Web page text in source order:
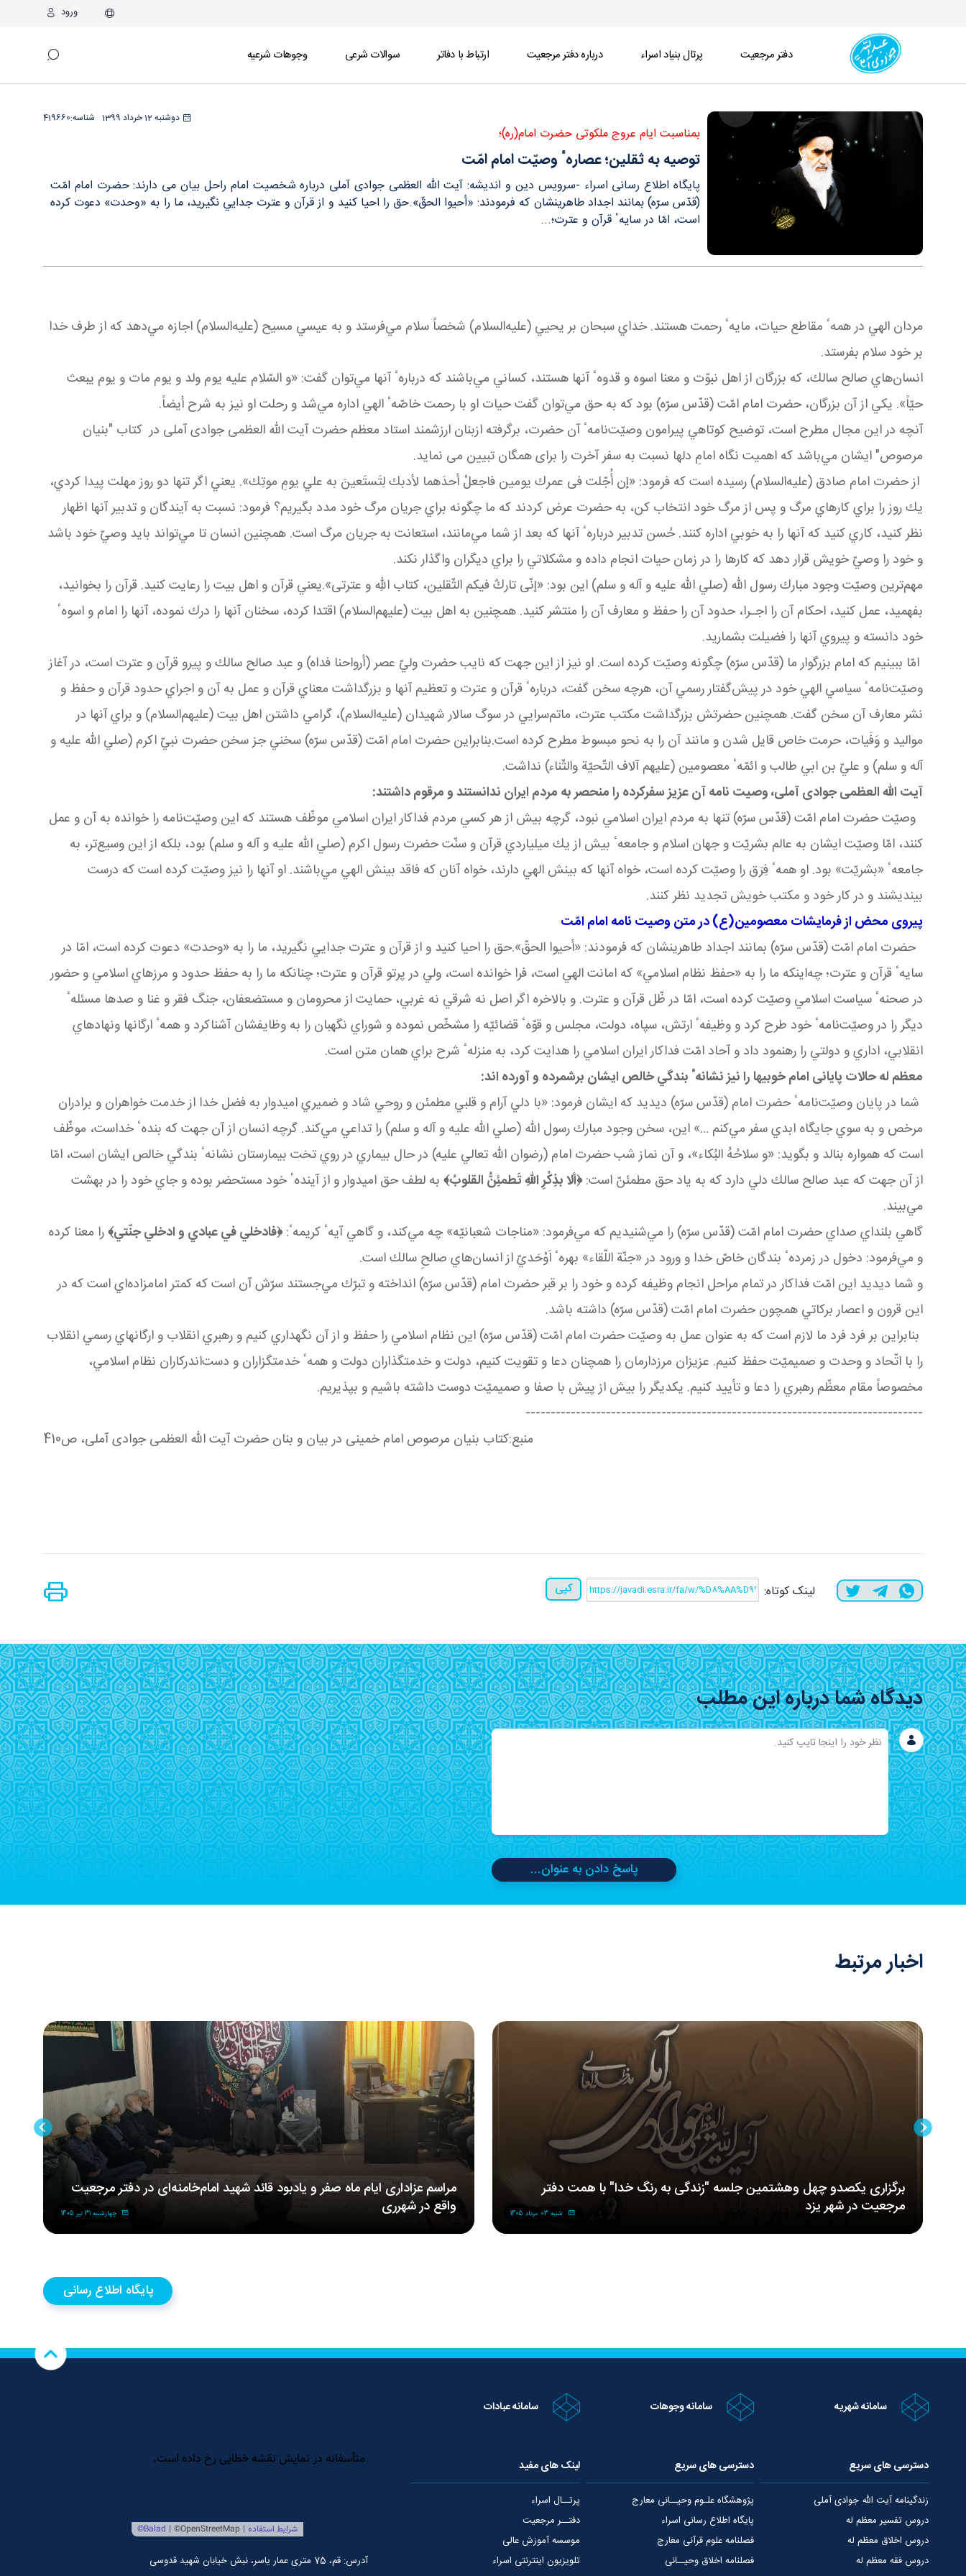
ورود
دفتر مرجعیت پرتال بنیاد اسراء درباره دفتر مرجعیت ارتباط با دفاتر سوالات شرعی وجوهات شرعیه
دوشنبه 12 خرداد 1399 419660شناسه:
بمناسبت ایام عروج ملکوتی حضرت امام(ره)؛
توصيه به ثقلين؛ عصارهٴ وصيّت امام امّت
پایگاه اطلاع رسانی اسراء -سرویس دین و اندیشه: آیت الله العظمی جوادی آملی درباره شخصیت امام راحل بیان می دارند: حضرت امام امّت
(قدّس سرّه) بمانند اجداد طاهرینشان که فرمودند: «أحيوا الحقّ».حق را احيا كنيد و از قرآن و عترت جدايي نگيريد، ما را به «وحدت» دعوت كرده
است، امّا در سايهٴ قرآن و عترت؛...
مردان الهي در همهٴ مقاطع حيات، مايهٴ رحمت هستند. خداي سبحان بر يحيي (عليه‌السلام) شخصاً سلام ميفرستد و به عيسي مسيح (عليه‌السلام) اجازه ميدهد كه از طرف خدا
بر خود سلام بفرستد.
انسانهاي صالح سالك، كه بزرگان از اهل نبوّت و معنا اسوه و قدوهٴ آنها هستند، كساني ميباشند كه دربارهٴ آنها ميتوان گفت: «و السّلام عليه يوم ولد و يوم مات و يوم يبعث
حيّاً». يكي از آن بزرگان، حضرت امام امّت (قدّس سرّه) بود كه به حق ميتوان گفت حيات او با رحمت خاصّهٴ الهي اداره ميشد و رحلت او نيز به شرح أيضاً.
آنچه در اين مجال مطرح است، توضيح كوتاهي پيرامون وصيّتنامهٴ آن حضرت، برگرفته ازبنان ارزشمند استاد معظم حضرت آیت الله العظمی جوادی آملی در کتاب "بنیان
مرصوص" ایشان ميباشد که اهمیت نگاه امامِ دلها نسبت به سفر آخرت را برای همگان تبیین می نماید.
از حضرت امام صادق (عليه‌السلام) رسيده است كه فرمود: «إن أُجّلت فى عمرك يومين فاجعلْ أحدَهما لأدبك لِتَستَعينَ به علي يومِ موتِك». يعني اگر تنها دو روز مهلت پيدا كردي،
يك روز را براي كارهاي مرگ و پس از مرگ خود انتخاب كن، به حضرت عرض كردند كه ما چگونه براي جريان مرگ خود مدد بگيريم؟ فرمود: نسبت به آيندگان و تدبير آنها اظهار
نظر كنيد، كاري كنيد كه آنها را به خوبي اداره كنند. حُسن تدبير دربارهٴ آنها كه بعد از شما ميمانند، استعانت به جريان مرگ است. همچنين انسان تا ميتواند بايد وصيّ خود باشد
و خود را وصيّ خويش قرار دهد كه كارها را در زمان حيات انجام داده و مشكلاتي را براي ديگران واگذار نكند.
مهمترين وصيّت وجود مبارك رسول الله (صلي الله عليه و آله و سلم) اين بود: «إنّى تاركٌ فيكم الثّقلين، كتاب اللهِ و عترتى».يعني قرآن و اهل بيت را رعايت كنيد. قرآن را بخوانيد،
بفهميد، عمل كنيد، احكام آن را اجـرا، حدود آن را حفظ و معارف آن را منتشر كنيد. همچنين به اهل بيت (عليهم‌السلام) اقتدا كرده، سخنان آنها را درك نموده، آنها را امام و اسوهٴ
خود دانسته و پيروي آنها را فضيلت بشماريد.
امّا ببينيم كه امام بزرگوار ما (قدّس سرّه) چگونه وصيّت كرده است. او نيز از اين جهت كه نايب حضرت وليّ عصر (أرواحنا فداه) و عبد صالح سالك و پيرو قرآن و عترت است، در آغاز
وصيّتنامهٴ سياسي الهي خود در پيشگفتار رسمي آن، هرچه سخن گفت، دربارهٴ قرآن و عترت و تعظيم آنها و بزرگداشت معناي قرآن و عمل به آن و اجراي حدود قرآن و حفظ و
نشر معارف آن سخن گفت. همچنين حضرتش بزرگداشت مكتب عترت، ماتمسرايي در سوگ سالار شهيدان (عليه‌السلام)، گرامي داشتن اهل بيت (عليهم‌السلام) و براي آنها در
مواليد و وَفَيات، حرمت خاص قايل شدن و مانند آن را به نحو مبسوط مطرح كرده است.بنابراین حضرت امام امّت (قدّس سرّه) سخني جز سخن حضرت نبيّ اكرم (صلي الله عليه و
آله و سلم) و عليّ بن ابي طالب و ائمّهٴ معصومين (عليهم آلاف التّحيّة والثّناء) نداشت.
آیت الله العظمی جوادی آملی، وصیت نامه آن عزیز سفرکرده را منحصر به مردم ایران ندانستند و مرقوم داشتند:
وصيّت حضرت امام امّت (قدّس سرّه) تنها به مردم ايران اسلامي نبود، گرچه بيش از هر كسي مردم فداكار ايران اسلامي موظّف هستند كه اين وصيّتنامه را خوانده به آن و عمل
كنند، امّا وصيّت ايشان به عالم بشريّت و جهان اسلام و جامعهٴ بيش از يك ميلياردي قرآن و سنّت حضرت رسول اكرم (صلي الله عليه و آله و سلم) بود، بلكه از اين وسيعتر، به
جامعهٴ «بشريّت» بود. او همهٴ فِرَق را وصيّت كرده است، خواه آنها كه بينش الهي دارند، خواه آنان كه فاقد بينش الهي ميباشند. او آنها را نيز وصيّت كرده است كه درست
بينديشند و در كار خود و مكتب خويش تجديد نظر كنند.
پیروی محض از فرمایشات معصومین(ع) در متن وصیت نامه امام امّت
حضرت امام امّت (قدّس سرّه) بمانند اجداد طاهرینشان که فرمودند: «أحيوا الحقّ».حق را احيا كنيد و از قرآن و عترت جدايي نگيريد، ما را به «وحدت» دعوت كرده است، امّا در
سايهٴ قرآن و عترت؛ چهاينكه ما را به «حفظ نظام اسلامي» كه امانت الهي است، فرا خوانده است، ولي در پرتو قرآن و عترت؛ چنانكه ما را به حفظ حدود و مرزهاي اسلامي و حضور
در صحنهٴ سياست اسلامي وصيّت كرده است، امّا در ظّل قرآن و عترت. و بالاخره اگر اصل نه شرقي نه غربي، حمايت از محرومان و مستضعفان، جنگ فقر و غنا و صدها مسئلهٴ
ديگر را در وصيّتنامهٴ خود طرح كرد و وظيفهٴ ارتش، سپاه، دولت، مجلس و قوّهٴ قضائيّه را مشخّص نموده و شوراي نگهبان را به وظايفشان آشناكرد و همهٴ ارگانها ونهادهاي
انقلابي، اداري و دولتي را رهنمود داد و آحاد امّت فداكار ايران اسلامي را هدايت كرد، به منزلهٴ شرح براي همان متن است.
معظم له حالات پایانی امام خوبیها را نیز نشانهٴ بندگي خالص ايشان برشمرده و آورده اند:
شما در پايان وصيّتنامهٴ حضرت امام (قدّس سرّه) ديديد كه ايشان فرمود: «با دلي آرام و قلبي مطمئن و روحي شاد و ضميري اميدوار به فضل خدا از خدمت خواهران و برادران
مرخص و به سوي جايگاه ابدي سفر ميكنم …» اين، سخن وجود مبارك رسول الله (صلي الله عليه و آله و سلم) را تداعي ميكند. گرچه انسان از آن جهت كه بندهٴ خداست، موظّف
است كه همواره بنالد و بگويد: «و سلاحُهُ البُكاء»، و آن نماز شب حضرت امام (رضوان الله تعالي عليه) در حال بيماري در روي تخت بيمارستان نشانهٴ بندگي خالص ايشان است، امّا
از آن جهت كه عبد صالح سالك دلي دارد كه به ياد حق مطمئنّ است:﴿ألا بذِكْرِ اللهِ تَطمئِنُّ القلوبُ﴾ به لطف حق اميدوار و از آيندهٴ خود مستحضر بوده و جاي خود را در بهشت
ميبيند.
گاهي بلنداي صداي حضرت امام امّت (قدّس سرّه) را ميشنيديم كه ميفرمود: «مناجات شعبانيّه» چه ميكند، و گاهي آيهٴ كريمهٴ: ﴿فادخلي في عبادي و ادخلي جنّتي﴾را معنا كرده
و ميفرمود: دخول در زمردهٴ بندگان خاصّ خدا و ورود در «جنّة اللّقاء» بهرهٴ اَوْحَديّ از انسانهاي صالحِ سالك است.
و شما ديديد اين امّت فداكار در تمام مراحل انجام وظيفه كرده و خود را بر قبر حضرت امام (قدّس سرّه) انداخته و تبرّك ميجستند سرّش آن است كه كمتر امامزادهاي است كه در
اين قرون و اعصار بركاتي همچون حضرت امام امّت (قدّس سرّه) داشته باشد.
بنابراين بر فرد فرد ما لازم است كه به عنوان عمل به وصيّت حضرت امام امّت (قدّس سرّه) اين نظام اسلامي را حفظ و از آن نگهداري كنيم و رهبري انقلاب و ارگانهاي رسمي انقلاب
را با اتّحاد و وحدت و صميميّت حفظ كنيم. عزيزان مرزدارمان را همچنان دعا و تقويت كنيم، دولت و خدمتگذاران دولت و همهٴ خدمتگزاران و دستاندركاران نظام اسلامي،
مخصوصاً مقام معظّم رهبري را دعا و تأييد كنيم. يكديگر را بيش از پيش با صفا و صميميّت دوست داشته باشيم و بپذيريم.
-------------------------------------------------------------------------------
منبع:کتاب بنیان مرصوص امام خمینی در بیان و بنان حضرت آیت الله العظمی جوادی آملی، ص410
لینک کوتاه: کپی
دیدگاه شما درباره این مطلب
پاسخ دادن به عنوان...
اخبار مرتبط
برگزاری یکصدو چهل وهشتمین جلسه "زندگی به رنگ خدا" با همت دفتر
مرجعیت در شهر یزد
شنبه 03 مرداد 1405
مراسم‌ عزاداری‌ ایام ماه صفر و یادبود قائد شهید امام‌خامنه‌ای در دفتر مرجعیت
واقع در شهرری
چهارشنبه 31 تیر 1405
پایگاه اطلاع رسانی
سامانه شهریه سامانه وجوهات سامانه عبادات
دسترسی های سریع
زندگینامه آیت الله جوادی آملی
دروس تفسیر معظم له
دروس اخلاق معظم له
دروس فقه معظم له
دسترسی های سریع
پژوهشگاه علـوم وحیــانی معارج
پایگاه اطلاع رسانی اسراء
فصلنامه علوم قرآنی معارج
فصلنامه اخلاق وحیــانی
لینک های مفید
پرتــال اسراء
دفتــر مرجعیت
موسسه آموزش عالی
تلویزیون اینترنتی اسراء
آدرس: قم، 75 متری عمار یاسر، نبش خیابان شهید قدوسی